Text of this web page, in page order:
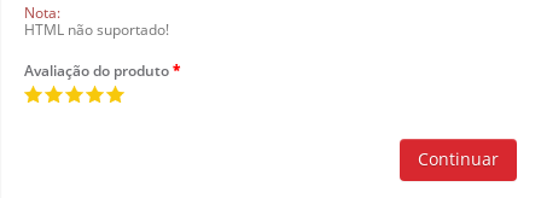
Nota:
HTML não suportado!
Avaliação do produto
Continuar